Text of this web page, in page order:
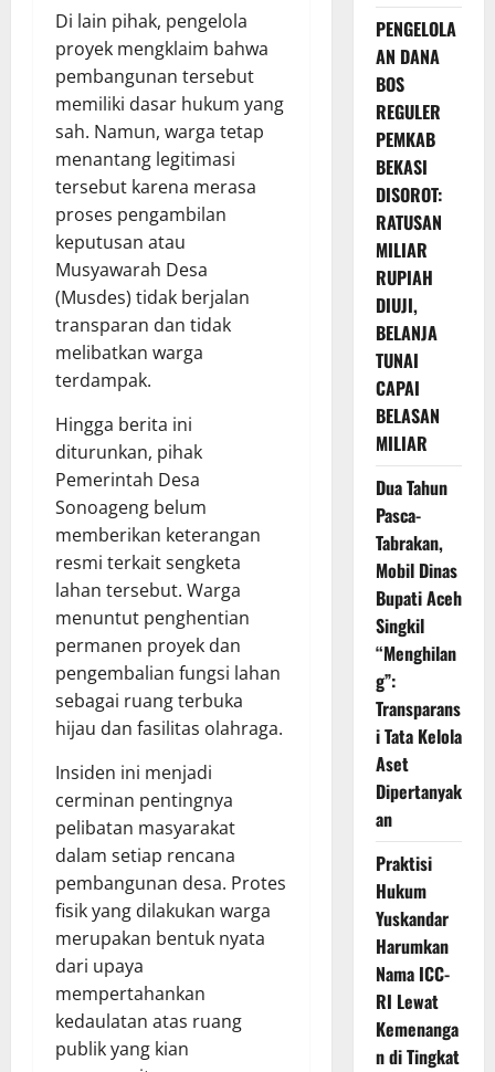
Di lain pihak, pengelola
proyek mengklaim bahwa
pembangunan tersebut
memiliki dasar hukum yang
sah. Namun, warga tetap
menantang legitimasi
tersebut karena merasa
proses pengambilan
keputusan atau
Musyawarah Desa
(Musdes) tidak berjalan
transparan dan tidak
melibatkan warga
terdampak.
Hingga berita ini
diturunkan, pihak
Pemerintah Desa
Sonoageng belum
memberikan keterangan
resmi terkait sengketa
lahan tersebut. Warga
menuntut penghentian
permanen proyek dan
pengembalian fungsi lahan
sebagai ruang terbuka
hijau dan fasilitas olahraga.
Insiden ini menjadi
cerminan pentingnya
pelibatan masyarakat
dalam setiap rencana
pembangunan desa. Protes
fisik yang dilakukan warga
merupakan bentuk nyata
dari upaya
mempertahankan
kedaulatan atas ruang
publik yang kian
PENGELOLA
AN DANA
BOS
REGULER
PEMKAB
BEKASI
DISOROT:
RATUSAN
MILIAR
RUPIAH
DIUJI,
BELANJA
TUNAI
CAPAI
BELASAN
MILIAR
Dua Tahun
Pasca-
Tabrakan,
Mobil Dinas
Bupati Aceh
Singkil
“Menghilan
g”:
Transparans
i Tata Kelola
Aset
Dipertanyak
an
Praktisi
Hukum
Yuskandar
Harumkan
Nama ICC-
RI Lewat
Kemenanga
n di Tingkat